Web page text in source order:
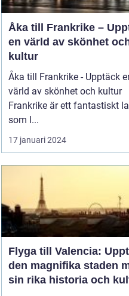
Åka till Frankrike –
en värld av skönhet
kultur
Åka till Frankrike - Upptäck
värld av skönhet och kultur
Frankrike är ett fantastiskt
som l...
17 januari 2024
Flyga till Valencia:
den magnifika staden
sin rika historia och